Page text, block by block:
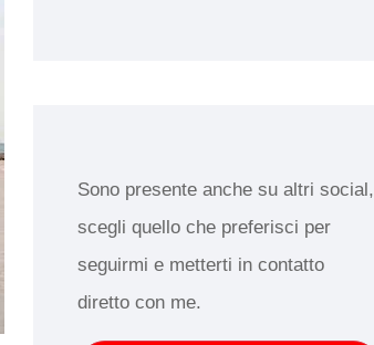
Sono presente anche su altri social,
scegli quello che preferisci per
seguirmi e metterti in contatto
diretto con me.